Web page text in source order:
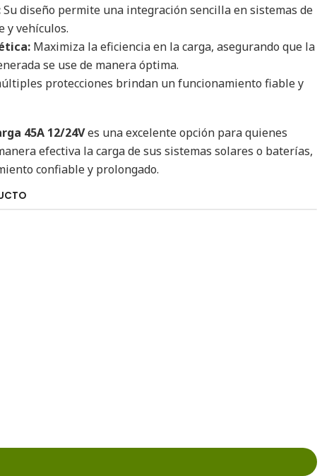
Su diseño permite una integración sencilla en sistemas de
y vehículos.
Maximiza la eficiencia en la carga, asegurando que la
se use de manera óptima.
protecciones brindan un funcionamiento fiable y
45A 12/24Ves una excelente opción para quienes
efectiva la carga de sus sistemas solares o baterías,
confiable y prolongado.